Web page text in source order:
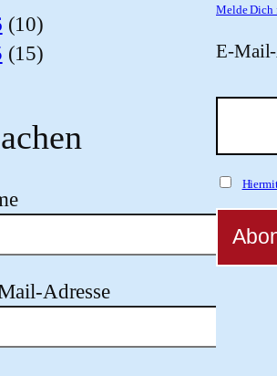
(10)
(15)
Adresse
Melde Dich
E-Mail-